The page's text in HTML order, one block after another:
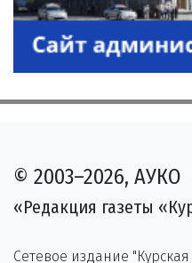
© 2003–2026, АУКО
«Редакция газеты
Сетевое издание